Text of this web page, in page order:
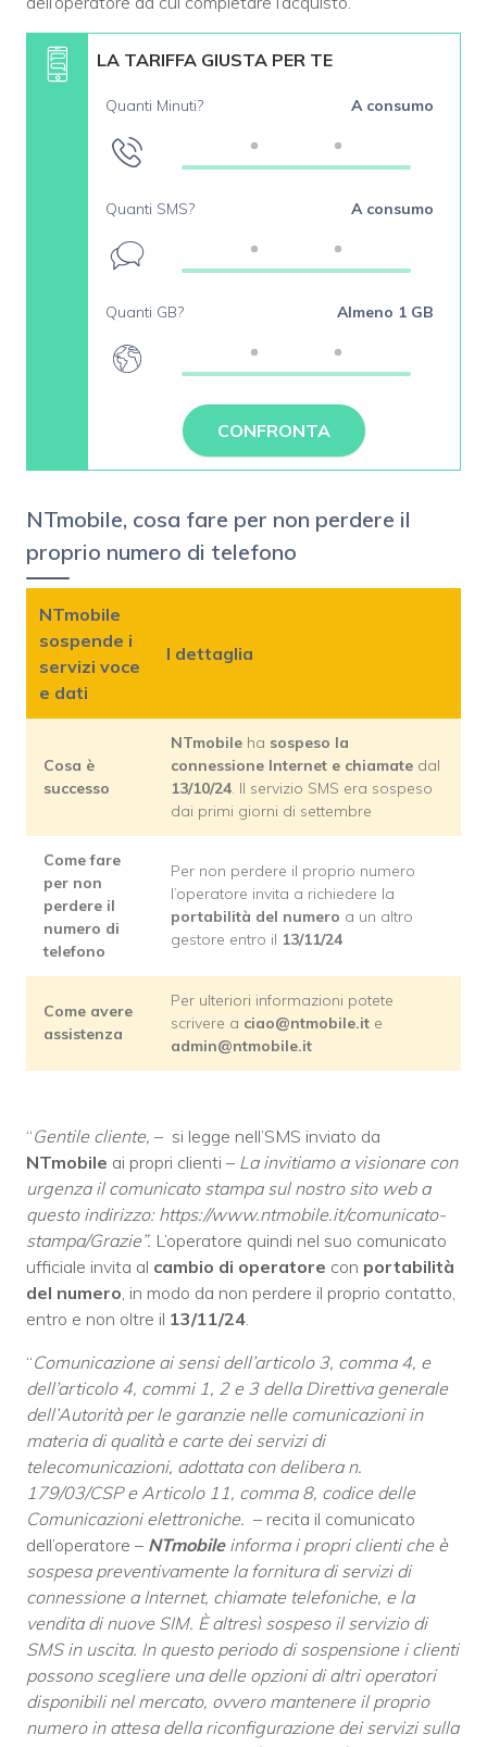
LA TARIFFA GIUSTA PER TE
Quanti Minuti? A consumo
Quanti SMS? A consumo
Quanti GB? Almeno 1 GB
CONFRONTA
NTmobile, cosa fare per non perdere il
proprio numero di telefono
NTmobile
sospende i
servizi voce
e dati
I dettaglia
Cosa è
successo
NTmobile ha sospeso la
connessione Internet e chiamate dal
13/10/24. Il servizio SMS era sospeso
dai primi giorni di settembre
Come fare
per non
perdere il
numero di
telefono
Per non perdere il proprio numero
l’operatore invita a richiedere la
portabilità del numero a un altro
gestore entro il 13/11/24
Come avere
assistenza
Per ulteriori informazioni potete
scrivere a ciao@ntmobile.it e
admin@ntmobile.it
“Gentile cliente, – si legge nell’SMS inviato da
NTmobile ai propri clienti – La invitiamo a visionare con
urgenza il comunicato stampa sul nostro sito web a
questo indirizzo: https://www.ntmobile.it/comunicato-
stampa/Grazie”. L’operatore quindi nel suo comunicato
ufficiale invita al cambio di operatore con portabilità
del numero, in modo da non perdere il proprio contatto,
entro e non oltre il 13/11/24.
“Comunicazione ai sensi dell’articolo 3, comma 4, e
dell’articolo 4, commi 1, 2 e 3 della Direttiva generale
dell’Autorità per le garanzie nelle comunicazioni in
materia di qualità e carte dei servizi di
telecomunicazioni, adottata con delibera n.
179/03/CSP e Articolo 11, comma 8, codice delle
Comunicazioni elettroniche. – recita il comunicato
dell’operatore – NTmobileinforma i propri clienti che è
sospesa preventivamente la fornitura di servizi di
connessione a Internet, chiamate telefoniche, e la
vendita di nuove SIM. È altresì sospeso il servizio di
SMS in uscita. In questo periodo di sospensione i clienti
possono scegliere una delle opzioni di altri operatori
disponibili nel mercato, ovvero mantenere il proprio
numero in attesa della riconfigurazione dei servizi sulla